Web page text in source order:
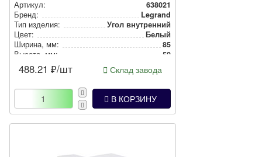
Артикул:
638021
Бренд:
Legrand
Тип изделия:
Угол внутренний
Цвет:
Белый
Ширина, мм:
85
Высота, мм:
50
488.21 ₽/шт Склад завода
В КОРЗИНУ